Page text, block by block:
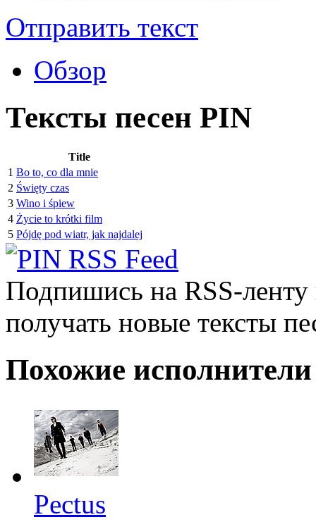
Отправить текст
Обзор
Тексты песен PIN
Title
1 Bo to, co dla mnie
2 Święty czas
3 Wino i śpiew
4 Życie to krótki film
5 Pójdę pod wiatr, jak najdalej
Подпишись на RSS-
получать новые тексты
Похожие исполнители
Pectus